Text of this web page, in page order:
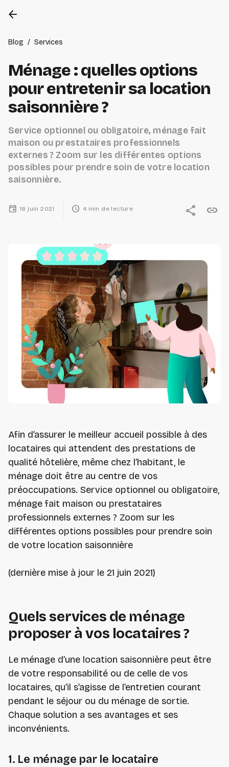
arrow_back
Blog / Services
Ménage : quelles options
pour entretenir sa location
saisonnière ?
Service optionnel ou obligatoire, ménage fait
maison ou prestataires professionnels
externes ? Zoom sur les différentes options
possibles pour prendre soin de votre location
saisonnière.
event 18 juin 2021 schedule 4 min de lecture share link
Afin d’assurer le meilleur accueil possible à des
locataires qui attendent des prestations de
qualité hôtelière, même chez l’habitant, le
ménage doit être au centre de vos
préoccupations. Service optionnel ou obligatoire,
ménage fait maison ou prestataires
professionnels externes ? Zoom sur les
différentes options possibles pour prendre soin
de votre location saisonnière
(dernière mise à jour le 21 juin 2021)
Quels services de ménage
proposer à vos locataires ?
Le ménage d’une location saisonnière peut être
de votre responsabilité ou de celle de vos
locataires, qu’il s’agisse de l’entretien courant
pendant le séjour ou du ménage de sortie.
Chaque solution a ses avantages et ses
inconvénients.
1. Le ménage par le locataire